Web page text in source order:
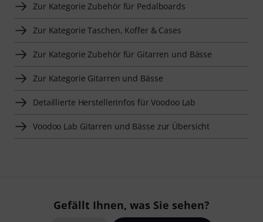
Zur Kategorie Zubehör für Pedalboards
Zur Kategorie Taschen, Koffer & Cases
Zur Kategorie Zubehör für Gitarren und Bässe
Zur Kategorie Gitarren und Bässe
Detaillierte Herstellerinfos für Voodoo Lab
Voodoo Lab Gitarren und Bässe zur Übersicht
Gefällt Ihnen, was Sie sehen?